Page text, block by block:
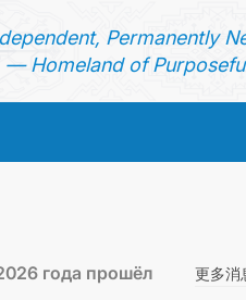
Permanently
— Homeland of
года прошёл
更多消